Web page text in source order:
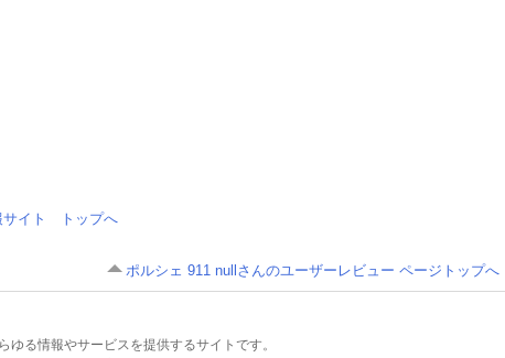
サイト トップへ
ポルシェ 911 nullさんのユーザーレビュー ページトップへ
る情報やサービスを提供するサイトです。